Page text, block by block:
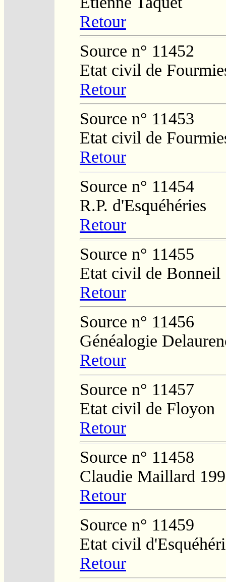
Retour
Source n° 11452
Etat civil de
Retour
Source n° 11453
Etat civil de
Retour
Source n° 11454
R.P. d'Esquéhéries
Retour
Source n° 11455
Etat civil de Bonneil
Retour
Source n° 11456
Généalogie
Retour
Source n° 11457
Etat civil de Floyon
Retour
Source n° 11458
Claudie Maillard
Retour
Source n° 11459
Etat civil
Retour